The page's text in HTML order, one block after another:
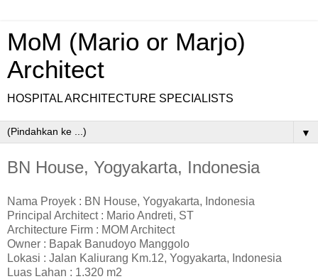
MoM (Mario or Marjo)
Architect
HOSPITAL ARCHITECTURE SPECIALISTS
▼
BN House, Yogyakarta, Indonesia
Nama Proyek : BN House, Yogyakarta, Indonesia
Principal Architect : Mario Andreti, ST
Architecture Firm : MOM Architect
Owner : Bapak Banudoyo Manggolo
Lokasi : Jalan Kaliurang Km.12, Yogyakarta, Indonesia
Luas Lahan : 1.320 m2